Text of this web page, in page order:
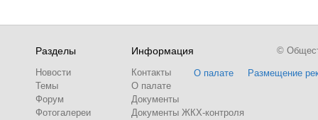
Разделы
Новости
Темы
Форум
Фотогалереи
Информация
Контакты
О палате
Документы
Документы ЖКХ-контроля
О палате Размещение
©